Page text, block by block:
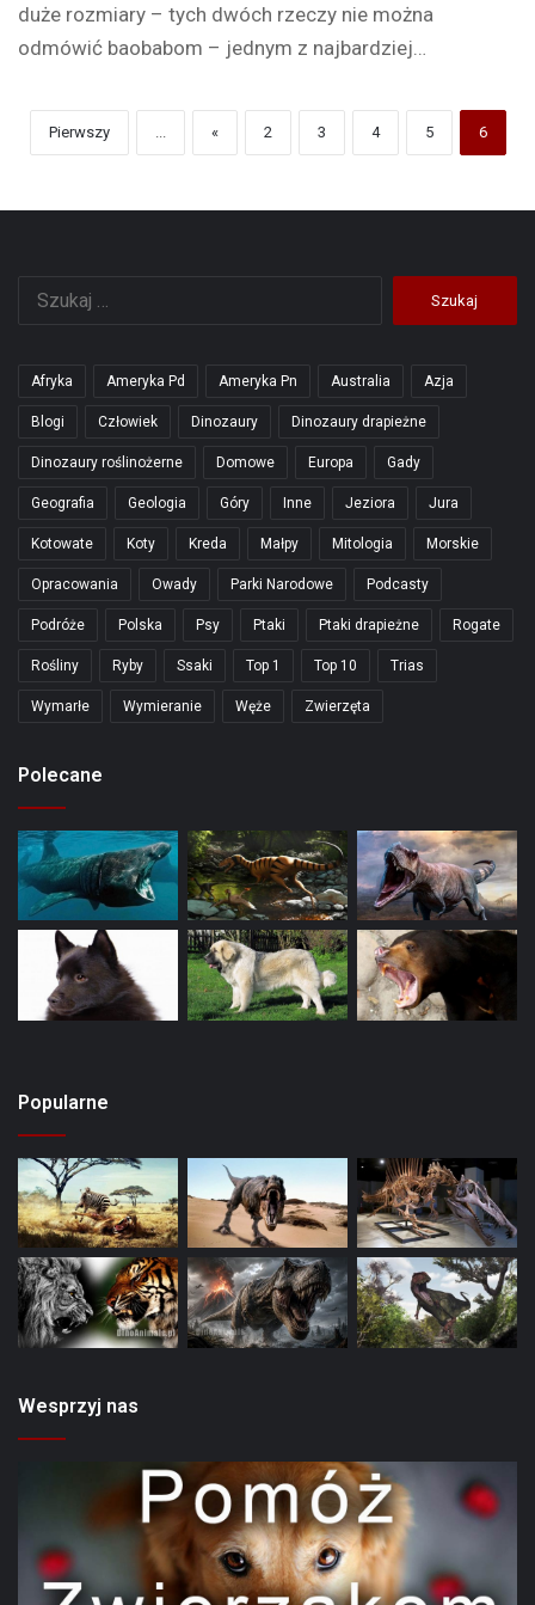
duże rozmiary – tych dwóch rzeczy nie można
odmówić baobabom – jednym z najbardziej…
Pierwszy « 2 3 4 5 6
Afryka Ameryka Pd Ameryka Pn Australia Azja
Blogi Człowiek Dinozaury Dinozaury drapieżne
Dinozaury roślinożerne Domowe Europa Gady
Geografia Geologia Góry Inne Jeziora Jura
Kotowate Koty Kreda Małpy Mitologia Morskie
Opracowania Owady Parki Narodowe Podcasty
Podróże Polska Psy Ptaki Ptaki drapieżne Rogate
Rośliny Ryby Ssaki Top 1 Top 10 Trias
Wymarłe Wymieranie Węże Zwierzęta
Polecane
Popularne
Wesprzyj nas